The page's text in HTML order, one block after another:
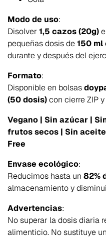
Modo de uso:
Disolver 1,5 cazos (20g)
pequeñas dosis de150 ml
durante y después del
Formato:
Disponible en bolsas
(50 dosis)con cierre ZIP
Vegano | Sin azúcar |
frutos secos | Sin
Free
Envase ecológico:
Reducimos hasta un 82%
almacenamiento y
Advertencias:
No superar la dosis diaria
alimenticio. No sustituye